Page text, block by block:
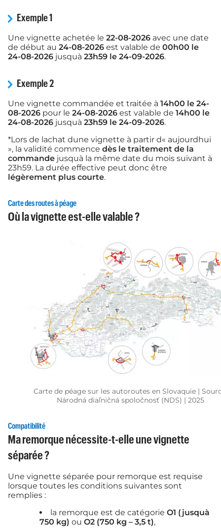
Exemple 1
Une vignette achetée le 22-08-2026 avec une date
de début au 24-08-2026 est valable de 00h00 le
24-08-2026 jusquà 23h59 le 24-09-2026.
Exemple 2
Une vignette commandée et traitée à 14h00 le 24-
08-2026 pour le 24-08-2026 est valable de 14h00 le
24-08-2026 jusquà 23h59 le 24-09-2026.
*Lors de lachat dune vignette à partir d« aujourdhui
», la validité commence dès le traitement de la
commande jusquà la même date du mois suivant à
23h59. La durée effective peut donc être
légèrement plus courte.
Carte des routes à péage
Où la vignette est-elle valable ?
Carte de péage sur les autoroutes en Slovaquie |
Národná diaľničná spoločnosť (NDS) | 2025
Compatibilité
Ma remorque nécessite-t-elle une vignette
séparée ?
Une vignette séparée pour remorque est requise
lorsque toutes les conditions suivantes sont
remplies :
la remorque est de catégorie O1 (jusquà
750 kg) ou O2 (750 kg – 3,5 t),